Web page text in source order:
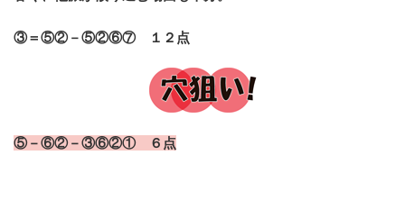
③＝⑤②－⑤②⑥⑦ １２点
⑤－⑥②－③⑥②① ６点